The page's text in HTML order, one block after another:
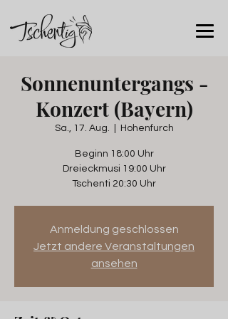
Sonnenuntergangs -
Konzert (Bayern)
Sa., 17. Aug. Hohenfurch
Beginn 18:00 Uhr
Dreieckmusi 19:00 Uhr
Tschenti 20:30 Uhr
Anmeldung geschlossen
Jetzt andere Veranstaltungen
ansehen